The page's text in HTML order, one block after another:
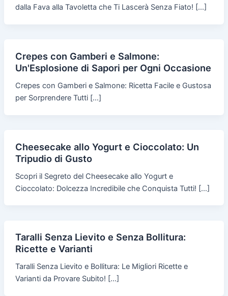
dalla Fava alla Tavoletta che Ti Lascerà Senza Fiato! […]
Crepes con Gamberi e Salmone:
Un'Esplosione di Sapori per Ogni Occasione
Crepes con Gamberi e Salmone: Ricetta Facile e Gustosa
per Sorprendere Tutti […]
Cheesecake allo Yogurt e Cioccolato: Un
Tripudio di Gusto
Scopri il Segreto del Cheesecake allo Yogurt e
Cioccolato: Dolcezza Incredibile che Conquista Tutti! […]
Taralli Senza Lievito e Senza Bollitura:
Ricette e Varianti
Taralli Senza Lievito e Bollitura: Le Migliori Ricette e
Varianti da Provare Subito! […]